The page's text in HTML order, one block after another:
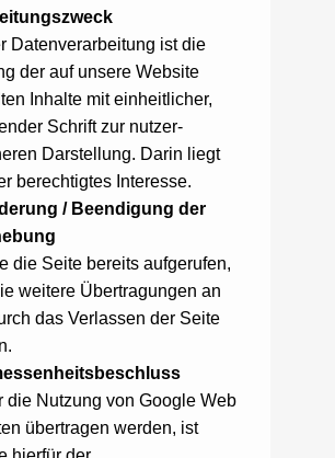
Datenverarbeitung ist die
der auf unsere Website
Inhalte mit einheitlicher,
Schrift zur nutzer-
Darstellung. Darin liegt
berechtigtes Interesse.
/ Beendigung der
die Seite bereits aufgerufen,
weitere Übertragungen an
das Verlassen der Seite
die Nutzung von Google Web
übertragen werden, ist